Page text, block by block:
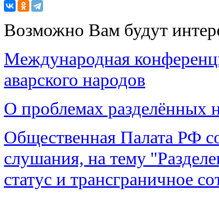
Возможно Вам будут
Международная
аварского народов
О проблемах разделённых
Общественная Палата РФ
слушания, на тему
статус и трансграничное